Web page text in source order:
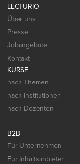
LECTURIO
Über uns
Presse
Jobangebote
Kontakt
KURSE
nach Themen
nach Institutionen
nach Dozenten
B2B
Für Unternehmen
Für Inhaltsanbieter